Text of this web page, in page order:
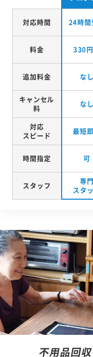
対応時間 24時間
料金 330
追加料金 なし
キャンセル
料
なし
対応
スピード
最短
時間指定 可
スタッフ
専門
スタ
不用品回